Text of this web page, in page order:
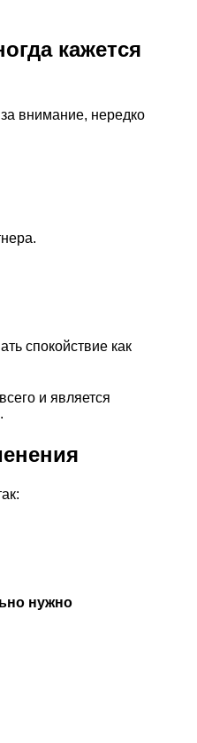
кажется
внимание, нередко
спокойствие как
и является
нужно